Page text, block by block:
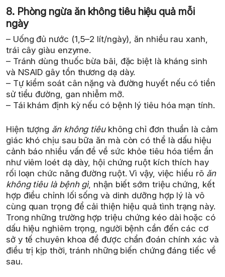
8. Phòng ngừa ăn không tiêu hiệu quả mỗi
ngày
– Uống đủ nước (1,5–2 lít/ngày), ăn nhiều rau xanh,
trái cây giàu enzyme.
– Tránh dùng thuốc bừa bãi, đặc biệt là kháng sinh
và NSAID gây tổn thương dạ dày.
– Tự kiểm soát cân nặng và đường huyết nếu có tiền
sử tiểu đường, gan nhiễm mỡ.
– Tái khám định kỳ nếu có bệnh lý tiêu hóa mạn tính.
Hiện tượng ăn không tiêukhông chỉ đơn thuần là cảm
giác khó chịu sau bữa ăn mà còn có thể là dấu hiệu
cảnh báo nhiều vấn đề về sức khỏe tiêu hóa tiềm ẩn
như viêm loét dạ dày, hội chứng ruột kích thích hay
rối loạn chức năng đường ruột. Vì vậy, việc hiểu rõ ăn
không tiêu là bệnh gì, nhận biết sớm triệu chứng, kết
hợp điều chỉnh lối sống và dinh dưỡng hợp lý là vô
cùng quan trọng để cải thiện hiệu quả tình trạng này.
Trong những trường hợp triệu chứng kéo dài hoặc có
dấu hiệu nghiêm trọng, người bệnh cần đến các cơ
sở y tế chuyên khoa để được chẩn đoán chính xác và
điều trị kịp thời, tránh những biến chứng đáng tiếc về
sau.